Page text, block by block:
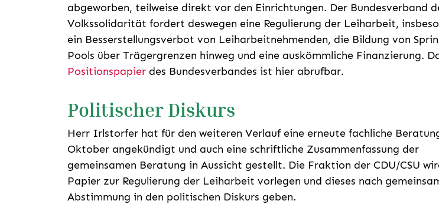
abgeworben, teilweise direkt vor den Einrichtungen. Der Bundesverband
Volkssolidarität fordert deswegen eine Regulierung der Leiharbeit,
ein Besserstellungsverbot von Leiharbeitnehmenden, die Bildung von
Pools über Trägergrenzen hinweg und eine auskömmliche Finanzierung.
Positionspapier des Bundesverbandes ist hier abrufbar.
Politischer Diskurs
Herr Irlstorfer hat für den weiteren Verlauf eine erneute fachliche
Oktober angekündigt und auch eine schriftliche Zusammenfassung der
gemeinsamen Beratung in Aussicht gestellt. Die Fraktion der CDU/CSU
Papier zur Regulierung der Leiharbeit vorlegen und dieses nach
Abstimmung in den politischen Diskurs geben.